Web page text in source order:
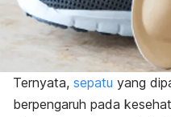
Ternyata, sepatu yang
berpengaruh pada